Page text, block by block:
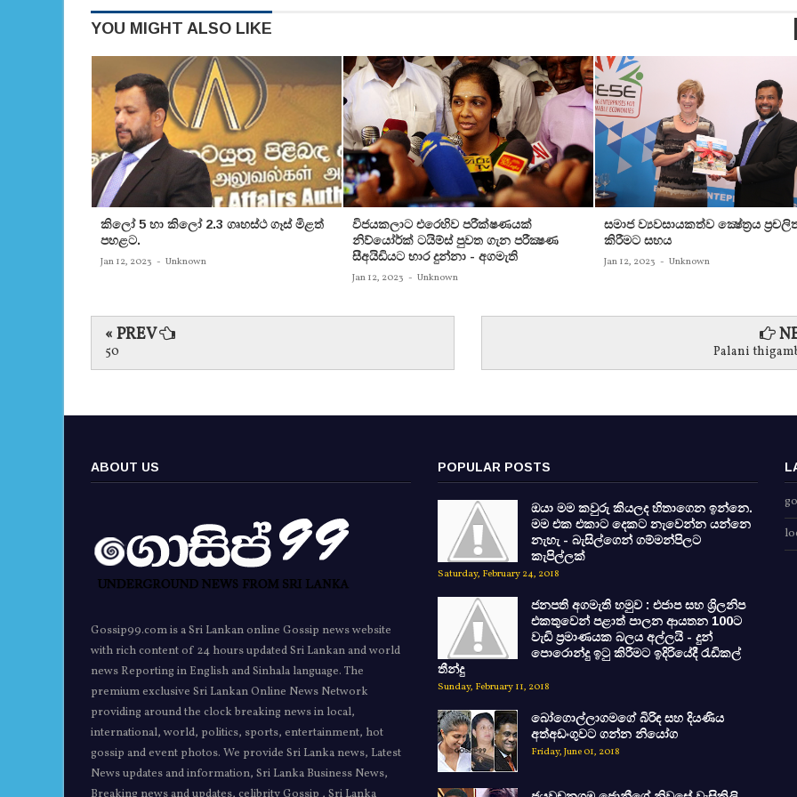
YOU MIGHT ALSO LIKE
කිලෝ 5 හා කිලෝ 2.3 ගෘහස්ථ ගෑස් මිළත්
පහළට.
Jan 12, 2023 - Unknown
විජයකලාට එරෙහිව පරීක්‌ෂණයක්‌
නිව්යෝර්ක්‌ ටයිම්ස්‌ පුවත ගැන පරීක්‍ෂණ
සීඅයිඩියට භාර දුන්නා - අගමැති
Jan 12, 2023 - Unknown
සමාජ ව්‍යවසායකත්ව ක්‍ෂේත්‍රය
කිරීමට සහය
Jan 12, 2023 - Unknown
« PREV
50 Palani
ABOUT US
Gossip99.com is a Sri Lankan online Gossip news website
with rich content of 24 hours updated Sri Lankan and world
news Reporting in English and Sinhala language. The
premium exclusive Sri Lankan Online News Network
providing around the clock breaking news in local,
international, world, politics, sports, entertainment, hot
gossip and event photos. We provide Sri Lanka news, Latest
News updates and information, Sri Lanka Business News,
POPULAR POSTS
ඔයා මම කවුරු කියලද හිතාගෙන ඉන්නෙ.
මම එක එකාට දෙකට නැවෙන්න යන්නෙ
නැහැ - බැසිල්ගෙන් ගම්මන්පිලට
කැපිල්ලක්
Saturday, February 24, 2018
ජනපති අගමැති හමුව : එජාප සහ ශ්‍රිලනිප
එකතුවෙන් පළාත් පාලන ආයතන 100ට
වැඩි ප්‍රමාණයක බලය අල්ලයි - දුන්
පොරොන්දු ඉටු කිරීමට ඉදිරියේදී රැඩිකල්
තීන්දු
Sunday, February 11, 2018
බෝගොල්ලාගමගේ බිරිඳ සහ දියණිය
අත්අඩංගුවට ගන්න නියෝග
Friday, June 01, 2018